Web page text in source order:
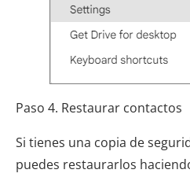
Paso 4. Restaurar contactos
Si tienes una copia de
puedes restaurarlos